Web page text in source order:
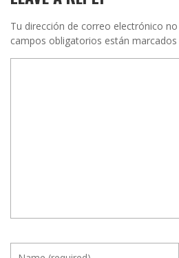
Tu dirección de correo electrónico no
campos obligatorios están marcados